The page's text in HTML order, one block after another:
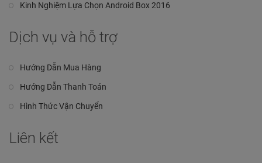
Kinh Nghiệm Lựa Chọn Android Box 2016
Dịch vụ và hỗ trợ
Hướng Dẫn Mua Hàng
Hướng Dẫn Thanh Toán
Hình Thức Vận Chuyển
Liên kết